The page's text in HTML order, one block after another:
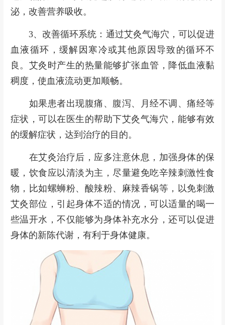
泌，改善营养吸收。
3、改善循环系统：通过艾灸气海穴，可以促进
血液循环，缓解因寒冷或其他原因导致的循环不
良。艾灸时产生的热量能够扩张血管，降低血液黏
稠度，使血液流动更加顺畅。
如果患者出现腹痛、腹泻、月经不调、痛经等
症状，可以在医生的帮助下艾灸气海穴，能够有效
的缓解症状，达到治疗的目的。
在艾灸治疗后，应多注意休息，加强身体的保
暖，饮食应以清淡为主，尽量避免吃辛辣刺激性食
物，比如螺蛳粉、酸辣粉、麻辣香锅等，以免刺激
艾灸部位，引起身体不适的情况，可以适量的喝一
些温开水，不仅能够为身体补充水分，还可以促进
身体的新陈代谢，有利于身体健康。